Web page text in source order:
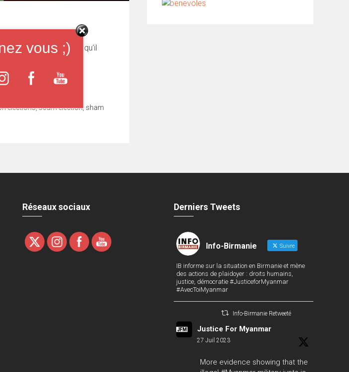
économie, religion.. qu’il
élections,scam election, sham
Réseaux sociaux Derniers Tweets
Info-Birmanie Suivre
IB informe sur la situation en Birmanie et mène
des actions de plaidoyer : droits humains,
justice, démocratie #JusticeforMyanmar
#AvecToiMyanmar
Info-Birmanie Retweeté
Justice For Myanmar
27 Juil 2023
More evidence showing that the
vous ;)